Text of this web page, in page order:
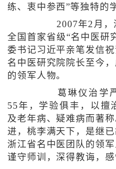
练、衷中参西”等独特的
2007年2月，
全国首家省级“名中医研
委书记习近平亲笔发信
名中医研究院院长至今
的领军人物。
葛琳仪治学严
55年，学验俱丰，以擅
及老年病、疑难病而著
进，桃李满天下，是继
浙江省名中医团队的领
谨守师训，深得教诲，感